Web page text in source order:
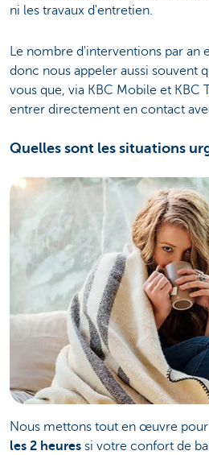
ni les travaux d'entretien.
Le nombre d'interventions par an
donc nous appeler aussi souvent
vous que, via KBC Mobile et KBC
entrer directement en contact
Quelles sont les situations
Nous mettons tout en œuvre pour
les 2 heures si votre confort de